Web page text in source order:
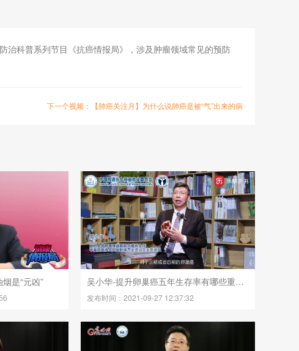
治科普系列节目《抗癌情报局》，涉及肿瘤领域常见的预防
下一个视频：【肺癌关注月】为什么说肺癌是被“气”出来的病
是“元凶” 吴小华-提升卵巢癌五年生存率有哪些重难点？
发布时间：2021-09-27 12:37:32